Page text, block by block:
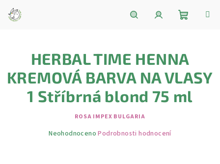
obsah
košík
HERBAL TIME HENNA
KREMOVÁ BARVA NA VLASY
1 Stříbrná blond 75 ml
ROSA IMPEX BULGARIA
Průměrné
Neohodnoceno Podrobnosti hodnocení